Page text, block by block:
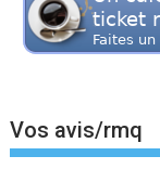
Vos avis/rmq